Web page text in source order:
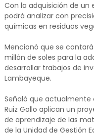
Con la adquisición de
podrá analizar con
químicas en residuos
Mencionó que se
millón de soles para la
desarrollar trabajos de
Lambayeque.
Señaló que actualmente
Ruiz Gallo aplican un
de aprendizaje de las
de la Unidad de Gestión